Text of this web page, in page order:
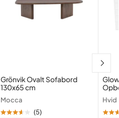
Grönvik Ovalt Sofabord
130x65 cm
Mocca
(5)
cm
Hvid